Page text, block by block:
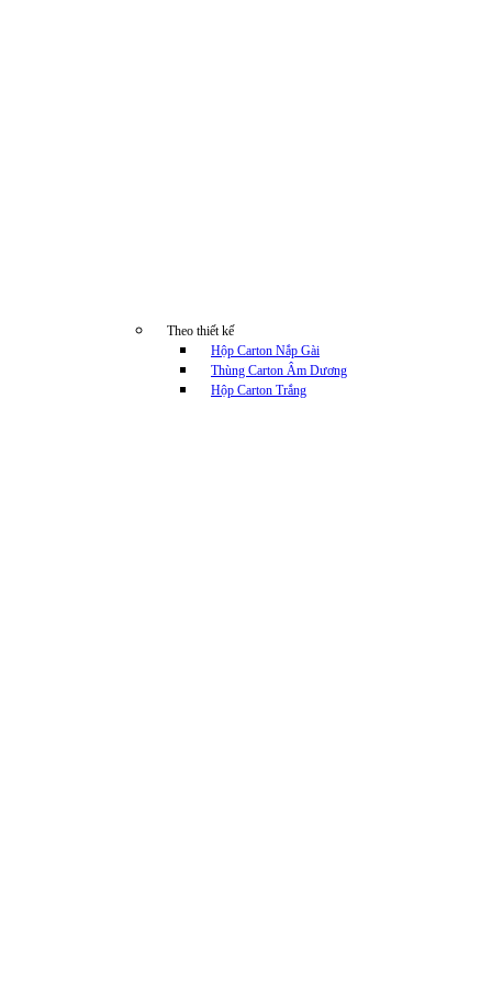
Theo thiết kế
Hộp Carton Nắp Gài
Thùng Carton Âm Dương
Hộp Carton Trắng